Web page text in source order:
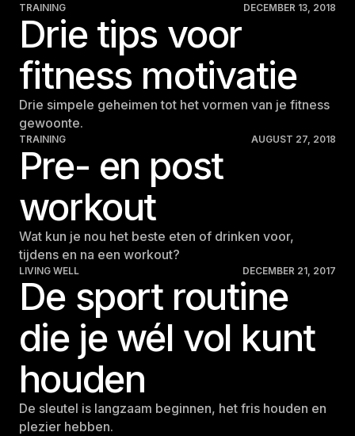
TRAINING DECEMBER 13, 2018
Drie tips voor
fitness motivatie
Drie simpele geheimen tot het vormen van je fitness
gewoonte.
TRAINING AUGUST 27, 2018
Pre- en post
workout
Wat kun je nou het beste eten of drinken voor,
tijdens en na een workout?
LIVING WELL DECEMBER 21, 2017
De sport routine
die je wél vol kunt
houden
De sleutel is langzaam beginnen, het fris houden en
plezier hebben.